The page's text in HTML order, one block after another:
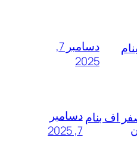
دسامبر
7, 2025